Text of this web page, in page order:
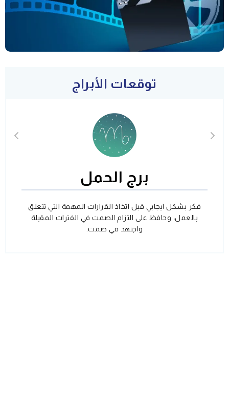
توقعات الأبراج
برج الحمل
فكر بشكل ايجابي قبل اتخاذ القرارات المهمة التي تتعلق
بالعمل، وحافظ على التزام الصمت في الفترات المقبلة
واجتهد في صمت.